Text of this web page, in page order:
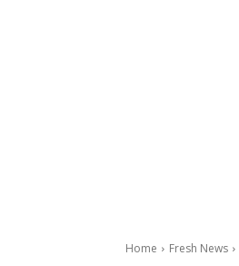
Home Fresh News